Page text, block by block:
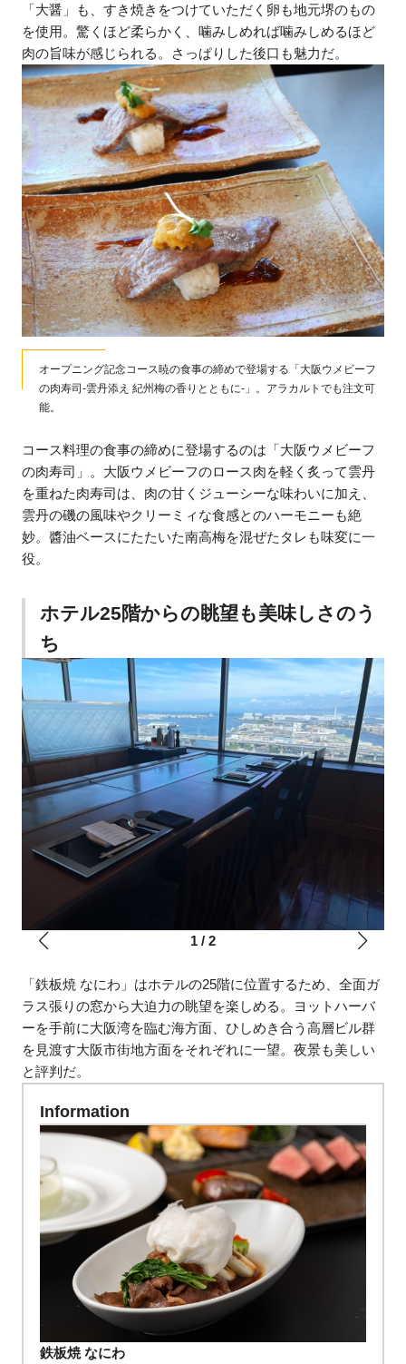
「大醤」も、すき焼きをつけていただく卵も地元堺のもの
を使用。驚くほど柔らかく、噛みしめれば噛みしめるほど
肉の旨味が感じられる。さっぱりした後口も魅力だ。
オープニング記念コース暁の食事の締めで登場する「大阪ウメビーフ
の肉寿司-雲丹添え 紀州梅の香りとともに-」。アラカルトでも注文可
能。
コース料理の食事の締めに登場するのは「大阪ウメビーフ
の肉寿司」。大阪ウメビーフのロース肉を軽く炙って雲丹
を重ねた肉寿司は、肉の甘くジューシーな味わいに加え、
雲丹の磯の風味やクリーミィな食感とのハーモニーも絶
妙。醬油ベースにたたいた南高梅を混ぜたタレも味変に一
役。
ホテル25階からの眺望も美味しさのう
ち
1/ 2
「鉄板焼 なにわ」はホテルの25階に位置するため、全面ガ
ラス張りの窓から大迫力の眺望を楽しめる。ヨットハーバ
ーを手前に大阪湾を臨む海方面、ひしめき合う高層ビル群
を見渡す大阪市街地方面をそれぞれに一望。夜景も美しい
と評判だ。
Information
鉄板焼 なにわ